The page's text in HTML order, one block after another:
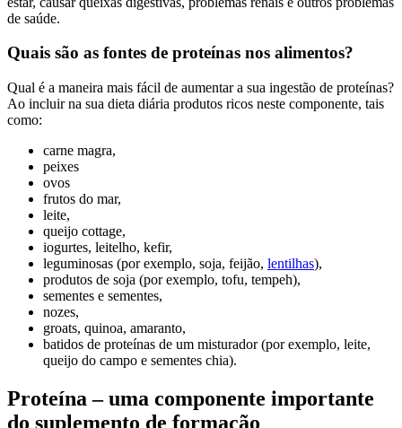
de saúde.
Quais são as fontes de proteínas nos alimentos?
Qual é a maneira mais fácil de aumentar a sua ingestão de proteínas?
Ao incluir na sua dieta diária produtos ricos neste componente, tais
como:
carne magra,
peixes
ovos
frutos do mar,
leite,
queijo cottage,
iogurtes, leitelho, kefir,
leguminosas (por exemplo, soja, feijão, lentilhas),
produtos de soja (por exemplo, tofu, tempeh),
sementes e sementes,
nozes,
groats, quinoa, amaranto,
batidos de proteínas de um misturador (por exemplo, leite,
queijo do campo e sementes chia).
Proteína – uma componente importante
do suplemento de formação